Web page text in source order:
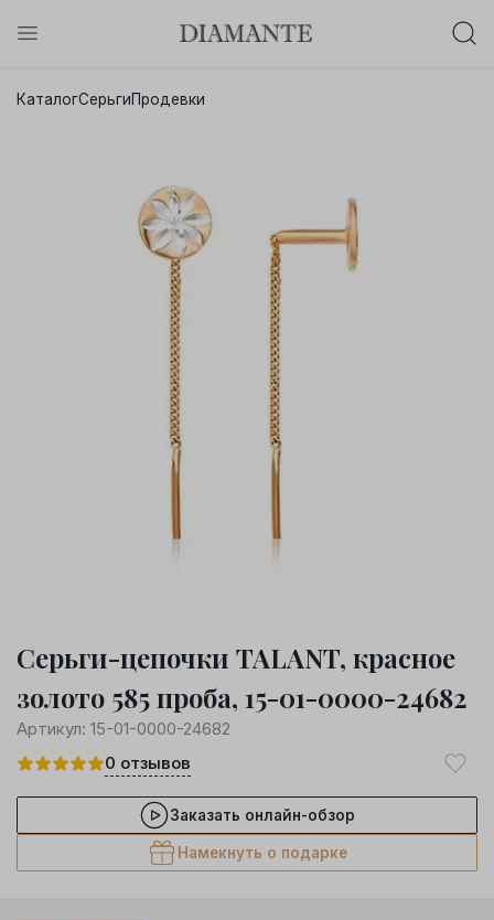
Осталось:
КаталогСерьгиПродевки
Серьги-цепочки TALANT, красное
золото 585 проба, 15-01-0000-24682
Артикул: 15-01-0000-24682
0 отзывов
Заказать онлайн-обзор
Намекнуть о подарке